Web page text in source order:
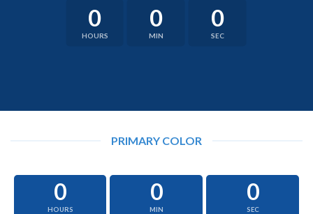
0
HOURS
0
MIN
0
SEC
PRIMARY COLOR
0
HOURS
0
MIN
0
SEC